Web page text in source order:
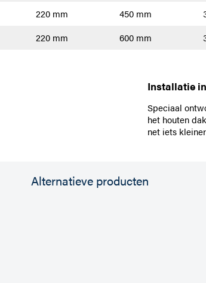
220 mm 450 mm
220 mm 600 mm
Installatie
Speciaal
het houten
net iets
Alternatieve producten